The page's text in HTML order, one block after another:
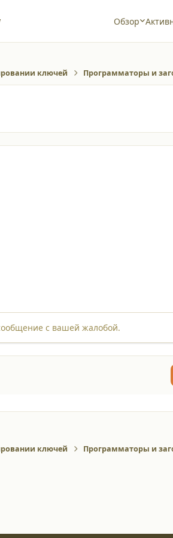
Обзор
ключей Программаторы и
с вашей жалобой.
ключей Программаторы и